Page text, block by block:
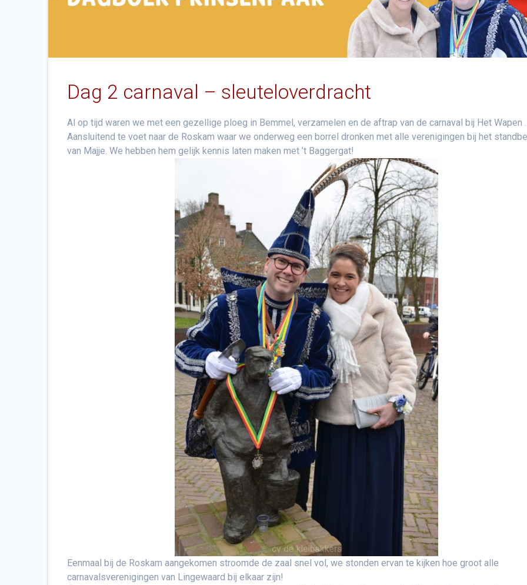
Dag 2 carnaval – sleuteloverdracht
Al op tijd waren we met een gezellige ploeg in Bemmel, verzamelen en de aftrap van de carnaval bij Het Wapen .
Aansluitend te voet naar de Roskam waar we onderweg een borrel dronken met alle verenigingen bij het
van Majje. We hebben hem gelijk kennis laten maken met ’t Baggergat!
Eenmaal bij de Roskam aangekomen stroomde de zaal snel vol, we stonden ervan te kijken hoe groot alle
carnavalsverenigingen van Lingewaard bij elkaar zijn!